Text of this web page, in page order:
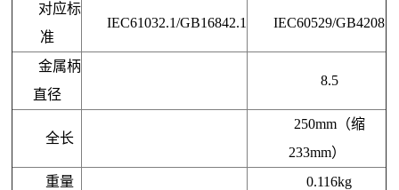
对应标
准
IEC61032.1/GB16842.1 IEC60529/GB4208
金属柄
直径
8.5
全长
250mm（缩
233mm）
重量
0.116kg